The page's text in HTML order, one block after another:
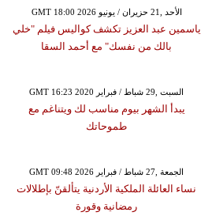
GMT 18:00 2026 الأحد ,21 حزيران / يونيو
ياسمين عبد العزيز تكشف كواليس فيلم "خلي
بالك من نفسك" مع أحمد السقا
GMT 16:23 2020 السبت ,29 شباط / فبراير
يبدأ الشهر بيوم مناسب لك ويتناغم مع
طموحاتك
GMT 09:48 2026 الجمعة ,27 شباط / فبراير
نساء العائلة الملكية الأردنية يتألقنّ بإطلالات
رمضانية وقورة